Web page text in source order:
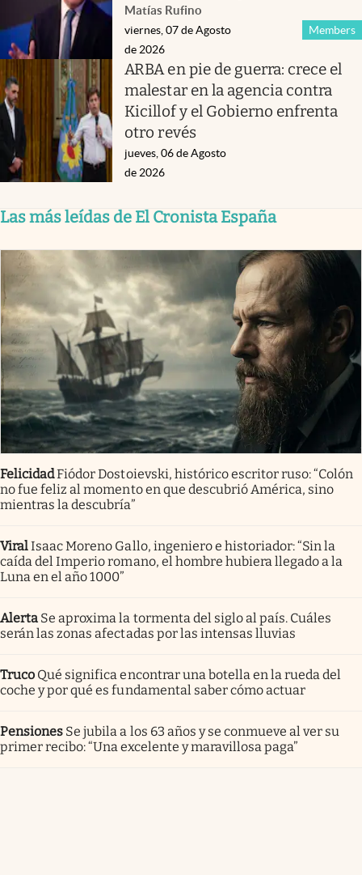
Matías Rufino
Members
viernes, 07 de Agosto
de 2026
ARBA en pie de guerra: crece el
malestar en la agencia contra
Kicillof y el Gobierno enfrenta
otro revés
jueves, 06 de Agosto
de 2026
Las más leídas de El Cronista España
FelicidadFiódor Dostoievski, histórico escritor ruso: “Colón
no fue feliz al momento en que descubrió América, sino
mientras la descubría”
ViralIsaac Moreno Gallo, ingeniero e historiador: “Sin la
caída del Imperio romano, el hombre hubiera llegado a la
Luna en el año 1000”
Alerta Se aproxima la tormenta del siglo al país. Cuáles
serán las zonas afectadas por las intensas lluvias
Truco Qué significa encontrar una botella en la rueda del
coche y por qué es fundamental saber cómo actuar
Pensiones Se jubila a los 63 años y se conmueve al ver su
primer recibo: “Una excelente y maravillosa paga”